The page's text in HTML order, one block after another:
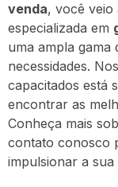
venda, você veio
especializada em
uma ampla gama
necessidades.
capacitados está
encontrar as
Conheça mais
contato conosco
impulsionar a sua